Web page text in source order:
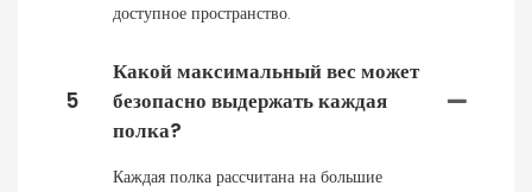
доступное пространство.
5
Какой максимальный вес может
безопасно выдержать каждая
полка?
Каждая полка рассчитана на большие